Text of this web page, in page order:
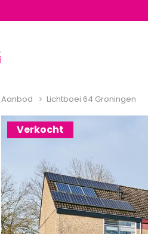
Aanbod Lichtboei 64 Groningen
Verkocht